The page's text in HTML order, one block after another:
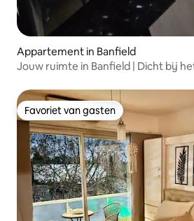
Appartement in Banfield
Jouw ruimte in Banfield | Dicht bij
Favoriet van gasten
Favoriet van gasten